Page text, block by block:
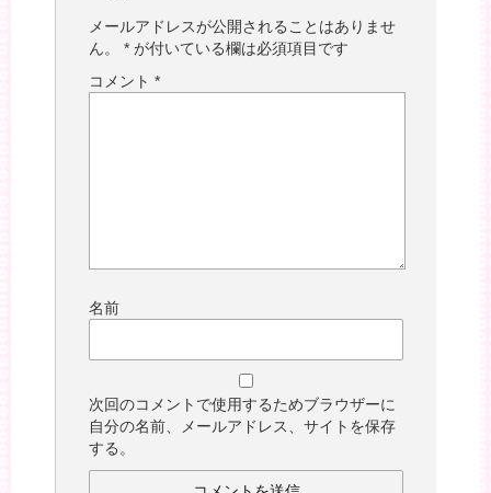
メールアドレスが公開されることはありませ
ん。
* が付いている欄は必須項目です
コメント *
名前
次回のコメントで使用するためブラウザーに
自分の名前、メールアドレス、サイトを保存
する。